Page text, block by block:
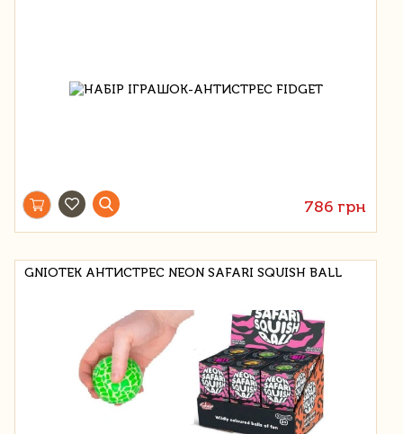
786 грн
GNIOTEK АНТИСТРЕС NEON SAFARI SQUISH BALL